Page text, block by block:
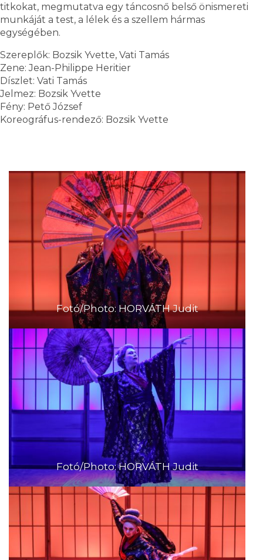
titkokat, megmutatva egy táncosnő belső önismereti
munkáját a test, a lélek és a szellem hármas
egységében.
Szereplők: Bozsik Yvette, Vati Tamás
Zene: Jean-Philippe Heritier
Díszlet: Vati Tamás
Jelmez: Bozsik Yvette
Fény: Pető József
Koreográfus-rendező: Bozsik Yvette
Fotó/Photo: HORVÁTH Judit
Fotó/Photo: HORVÁTH Judit